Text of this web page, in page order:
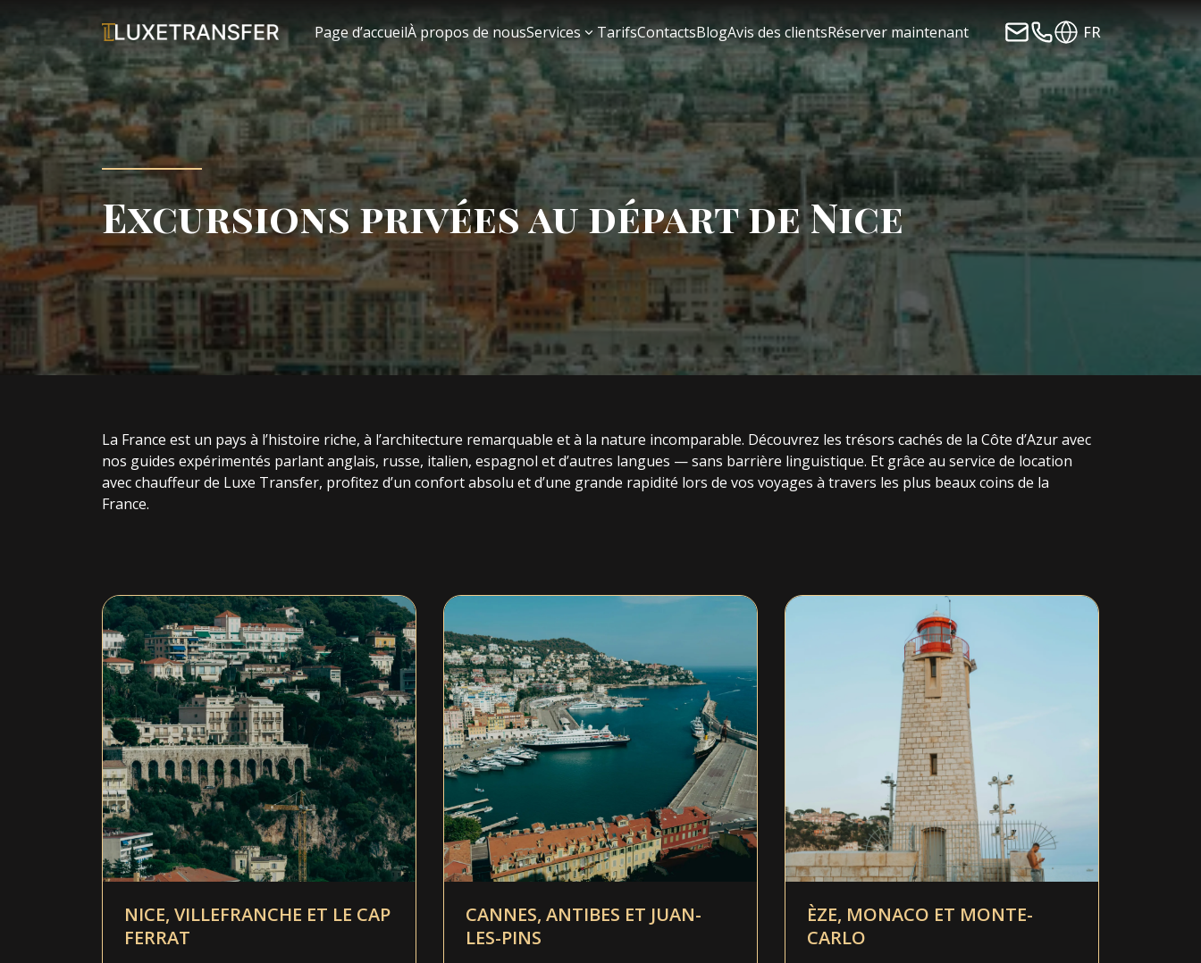
Page d’accueilÀ propos de nousServices TarifsContactsBlogAvis des clientsRéserver maintenant FR
Excursions privées au départ de Nice
La France est un pays à l’histoire riche, à l’architecture remarquable et à la nature incomparable. Découvrez les trésors cachés de la Côte d’Azur avec
nos guides expérimentés parlant anglais, russe, italien, espagnol et d’autres langues — sans barrière linguistique. Et grâce au service de location
avec chauffeur de Luxe Transfer, profitez d’un confort absolu et d’une grande rapidité lors de vos voyages à travers les plus beaux coins de la
France.
NICE, VILLEFRANCHE ET LE CAP
FERRAT
CANNES, ANTIBES ET JUAN-
LES-PINS
ÈZE, MONACO ET MONTE-
CARLO